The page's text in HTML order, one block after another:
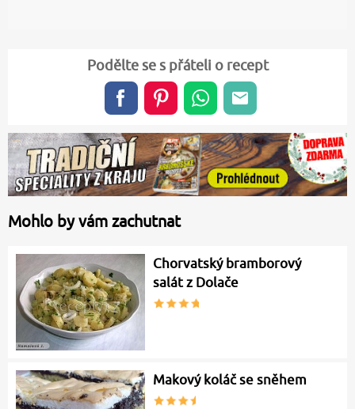
Podělte se s přáteli o recept
Mohlo by vám zachutnat
Chorvatský bramborový
salát z Dolače
Makový koláč se sněhem